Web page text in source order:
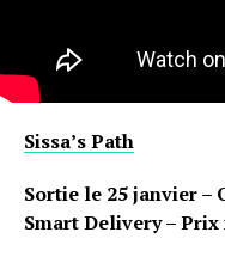
Sissa’s Path
Sortie le 25 janvier –
Smart Delivery –